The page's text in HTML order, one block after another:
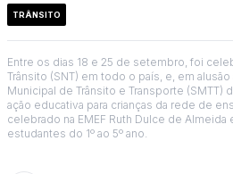
TRÂNSITO
Entre os dias 18 e 25 de setembro, foi
Trânsito (SNT) em todo o país, e, em
Municipal de Trânsito e Transporte (SMTT)
ação educativa para crianças da rede de
celebrado na EMEF Ruth Dulce de
estudantes do 1º ao 5º ano.